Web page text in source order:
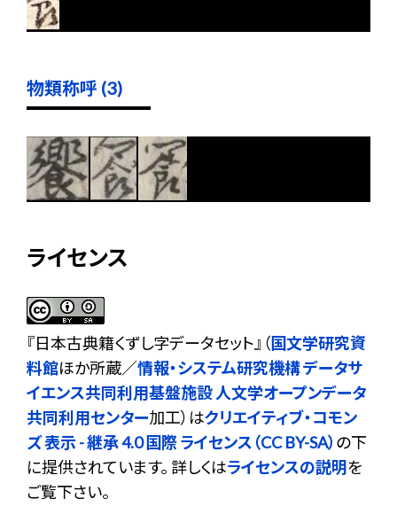
物類称呼 (3)
ライセンス
『日本古典籍くずし字データセット 』（国文学研究資
料館ほか所蔵／情報・システム研究機構 データサ
イエンス共同利用基盤施設 人文学オープンデータ
共同利用センター加工）はクリエイティブ・コモン
ズ 表示 - 継承 4.0 国際 ライセンス（CC BY-SA） の下
に提供されています。 詳しくはライセンスの説明を
ご覧下さい。